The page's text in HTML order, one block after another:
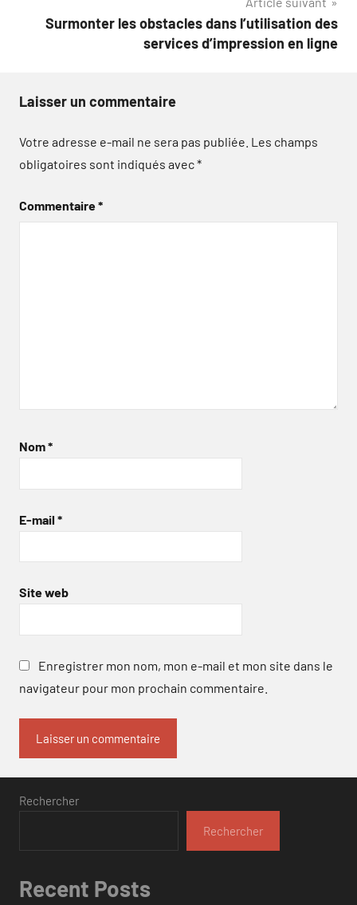
Surmonter les obstacles dans l’utilisation des
services d’impression en ligne
Laisser un commentaire
Votre adresse e-mail ne sera pas publiée. Les champs
obligatoires sont indiqués avec*
Commentaire*
Nom*
E-mail *
Site web
Enregistrer mon nom, mon e-mail et mon site dans le
navigateur pour mon prochain commentaire.
Rechercher
Rechercher
Recent Posts